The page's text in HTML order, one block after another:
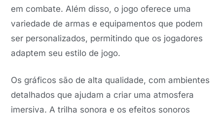
em combate. Além disso, o jogo oferece uma
variedade de armas e equipamentos que podem
ser personalizados, permitindo que os jogadores
adaptem seu estilo de jogo.
Os gráficos são de alta qualidade, com ambientes
detalhados que ajudam a criar uma atmosfera
imersiva. A trilha sonora e os efeitos sonoros